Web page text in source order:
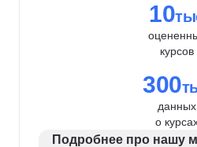
10
курсов
300
данных
о
Подробнее про нашу